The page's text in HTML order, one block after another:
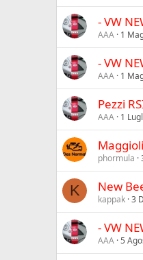
- VW
AAA 1
- VW
AAA 1
Pezzi
AAA 1
phormula
K New
kappak 3
- VW
AAA 5